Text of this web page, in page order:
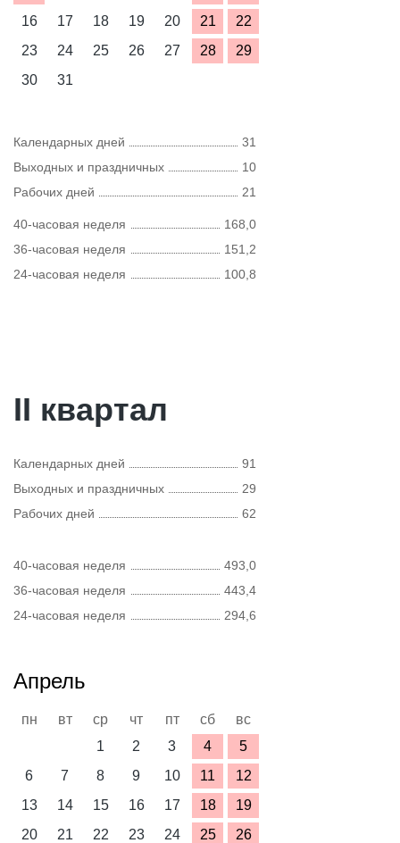
16
17 18 19 20 21
22
23
24 25 26 27 28
29
30
31
Календарных дней
31
Выходных и праздничных
10
Рабочих дней
21
40-часовая неделя
168,0
36-часовая неделя
151,2
24-часовая неделя
100,8
II квартал
Календарных дней
91
Выходных и праздничных
29
Рабочих дней
62
40-часовая неделя
493,0
36-часовая неделя
443,4
24-часовая неделя
294,6
Апрель
пн вт ср чт пт сб
вс
1
2 3 4
5
6
7 8 9 10 11
12
13
14 15 16 17 18
19
20
21 22 23 24 25
26